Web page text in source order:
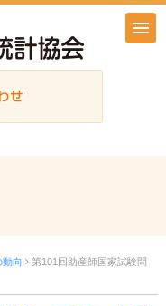
動向
第101回助産師国家試験問